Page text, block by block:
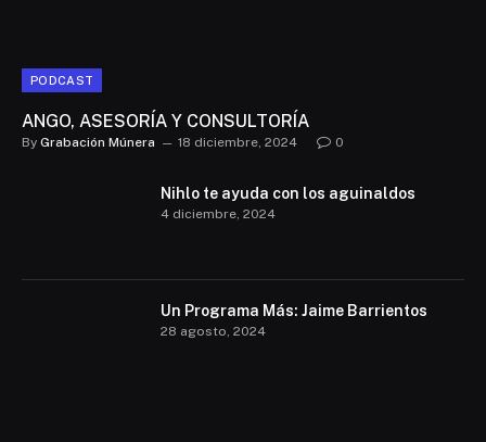
PODCAST
ANGO, ASESORÍA Y CONSULTORÍA
By Grabación Múnera 18 diciembre, 2024 0
Nihlo te ayuda con los aguinaldos
4 diciembre, 2024
Un Programa Más: Jaime Barrientos
28 agosto, 2024